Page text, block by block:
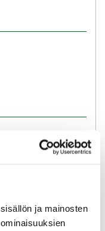
ja mainosten
Rauma Golfin
osapuolille.